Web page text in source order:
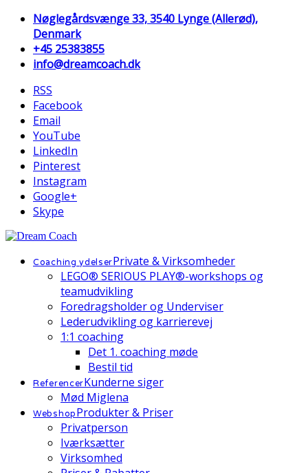
Nøglegårdsvænge 33, 3540 Lynge (Allerød),
Denmark
+45 25383855
info@dreamcoach.dk
RSS
Facebook
Email
YouTube
LinkedIn
Pinterest
Instagram
Google+
Skype
Coaching ydelserPrivate & Virksomheder
LEGO® SERIOUS PLAY®-workshops og
teamudvikling
Foredragsholder og Underviser
Lederudvikling og karrierevej
1:1 coaching
Det 1. coaching møde
Bestil tid
ReferencerKunderne siger
Mød Miglena
Webshop Produkter & Priser
Privatperson
Iværksætter
Virksomhed